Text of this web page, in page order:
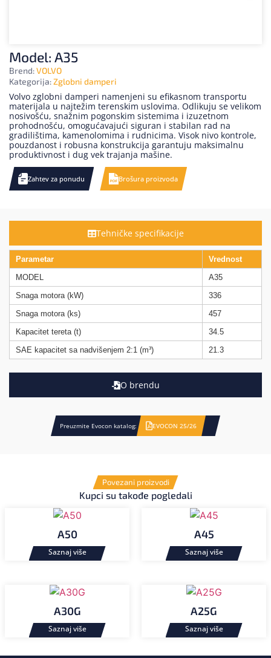
Model: A35
Brend:VOLVO
Kategorija:Zglobni damperi
Volvo zglobni damperi namenjeni su efikasnom transportu
materijala u najtežim terenskim uslovima. Odlikuju se velikom
nosivošću, snažnim pogonskim sistemima i izuzetnom
prohodnošću, omogućavajući siguran i stabilan rad na
gradilištima, kamenolomima i rudnicima. Visok nivo kontrole,
pouzdanost i robusna konstrukcija garantuju maksimalnu
produktivnost i dug vek trajanja mašine.
Zahtev za ponudu Brošura proizvoda
Tehničke specifikacije
O brendu
Parametar
Vrednost
MODEL
A35
Snaga motora (kW)
336
Snaga motora (ks)
457
Kapacitet tereta (t)
34.5
SAE kapacitet sa nadvišenjem 2:1 (m³)
21.3
Preuzmite Evocon katalog: EVOCON 25/26
Povezani proizvodi
Kupci su takođe pogledali
A50 A45
A30G A25G